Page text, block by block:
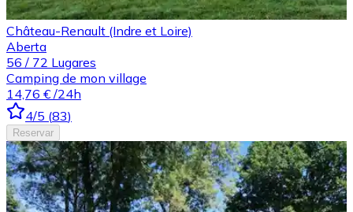
Château-Renault (Indre et Loire)
Aberta
56 / 72 Lugares
Camping de mon village
14,76 € /24h
4/5 (83)
Reservar